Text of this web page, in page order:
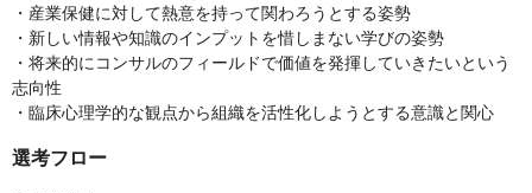
・産業保健に対して熱意を持って関わろうとする姿勢
・新しい情報や知識のインプットを惜しまない学びの姿勢
・将来的にコンサルのフィールドで価値を発揮していきたいという
志向性
・臨床心理学的な観点から組織を活性化しようとする意識と関心
選考フロー